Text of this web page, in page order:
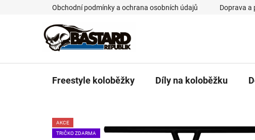
Obchodní podmínky a ochrana osobních údajů Doprava a
Freestyle koloběžky Díly na koloběžku
AKCE
TRIČKO ZDARMA